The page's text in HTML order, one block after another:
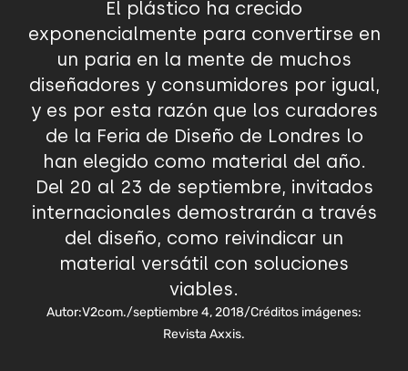
El plástico ha crecido
exponencialmente para convertirse en
un paria en la mente de muchos
diseñadores y consumidores por igual,
y es por esta razón que los curadores
de la Feria de Diseño de Londres lo
han elegido como material del año.
Del 20 al 23 de septiembre, invitados
internacionales demostrarán a través
del diseño, como reivindicar un
material versátil con soluciones
viables.
Autor:V2com./septiembre 4, 2018/Créditos imágenes:
Revista Axxis.